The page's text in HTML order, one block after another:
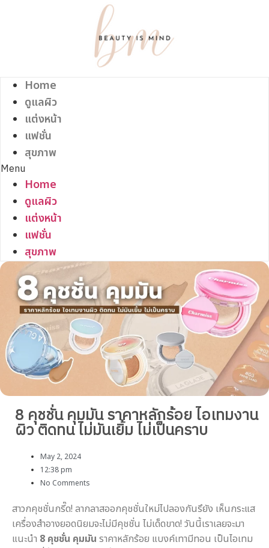
Home
ดูแลผิว
แต่งหน้า
แฟชั่น
สุขภาพ
Menu
Home
ดูแลผิว
แต่งหน้า
แฟชั่น
สุขภาพ
8 คุชชั่น คุมมัน ราคาหลักร้อย ไอเทมงาน
ผิว ติดทน ไม่มันเยิ้ม ไม่เป็นคราบ
May 2, 2024
12:38 pm
No Comments
สาวกคุชชั่นกรี๊ด! ลากลาสออกคุชชั่นใหม่ไปลองกันรึยัง เห็นกระแส
เครื่องสำอางยอดนิยมจะไม่มีคุชชั่น ไม่เด็ดขาด! วันนี้เราเลยจะมา
แนะนำ 8 คุชชั่น คุมมัน ราคาหลักร้อย แบงค์เทามีทอน เป็นไอเทม